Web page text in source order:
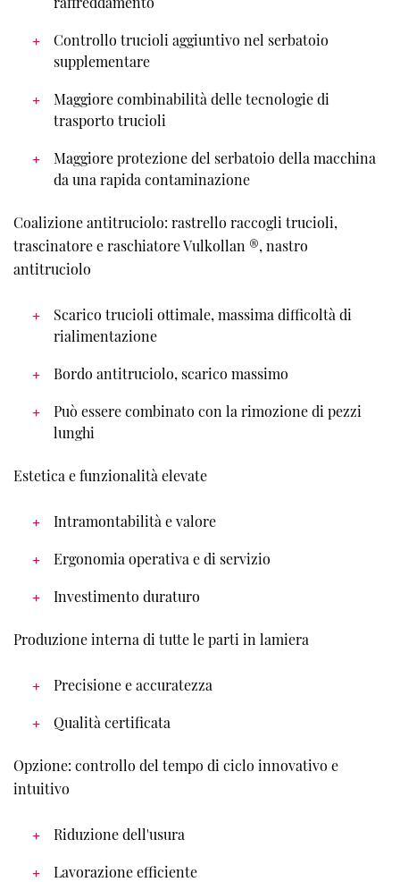
Controllo trucioli aggiuntivo nel serbatoio
supplementare
Maggiore combinabilità delle tecnologie di
trasporto trucioli
Maggiore protezione del serbatoio della macchina
da una rapida contaminazione
Coalizione antitruciolo: rastrello raccogli trucioli,
trascinatore e raschiatore Vulkollan ®, nastro
antitruciolo
Scarico trucioli ottimale, massima difficoltà di
rialimentazione
Bordo antitruciolo, scarico massimo
Può essere combinato con la rimozione di pezzi
lunghi
Estetica e funzionalità elevate
Intramontabilità e valore
Ergonomia operativa e di servizio
Investimento duraturo
Produzione interna di tutte le parti in lamiera
Precisione e accuratezza
Qualità certificata
Opzione: controllo del tempo di ciclo innovativo e
intuitivo
Riduzione dell'usura
Lavorazione efficiente